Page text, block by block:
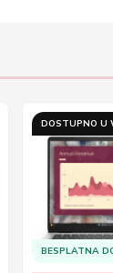
DOSTUPNO U
BESPLATNA